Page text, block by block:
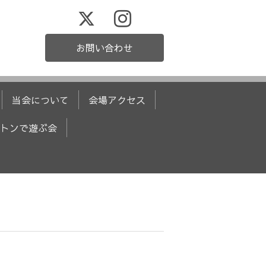
お問い合わせ
当会について 会場アクセス
ンで遊ぶ会